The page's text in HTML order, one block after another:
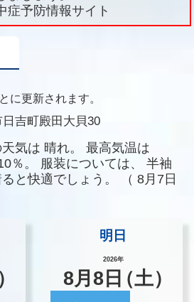
予防情報サイト
に更新されます。
吉町殿田大貝30
気は 晴れ。
最高気温は
％。 服装については、
半袖
と快適でしょう。
（ 8月7日
明日
2026年
8月8 日（土）